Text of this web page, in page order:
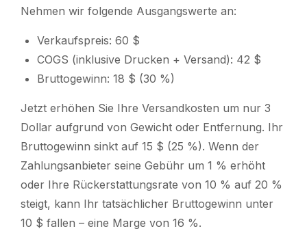
Nehmen wir folgende Ausgangswerte an:
Verkaufspreis: 60 $
COGS (inklusive Drucken + Versand): 42 $
Bruttogewinn: 18 $ (30 %)
Jetzt erhöhen Sie Ihre Versandkosten um nur 3
Dollar aufgrund von Gewicht oder Entfernung. Ihr
Bruttogewinn sinkt auf 15 $ (25 %). Wenn der
Zahlungsanbieter seine Gebühr um 1 % erhöht
oder Ihre Rückerstattungsrate von 10 % auf 20 %
steigt, kann Ihr tatsächlicher Bruttogewinn unter
10 $ fallen – eine Marge von 16 %.